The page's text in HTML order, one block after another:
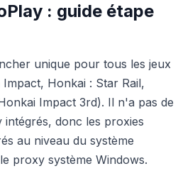
: guide étape
unique pour tous les jeux
Honkai : Star Rail,
Impact 3rd). Il n'a pas de
donc les proxies
au niveau du système
proxy système Windows.